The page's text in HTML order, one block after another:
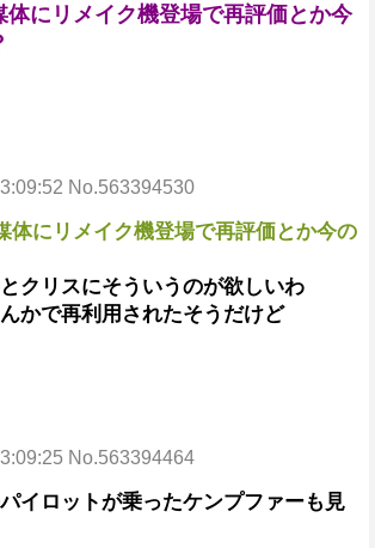
体にリメイク機登場で再評価とか今
No.563394530
体にリメイク機登場で再評価とか今の
クリスにそういうのが欲しいわ
かで再利用されたそうだけど
No.563394464
イロットが乗ったケンプファーも見